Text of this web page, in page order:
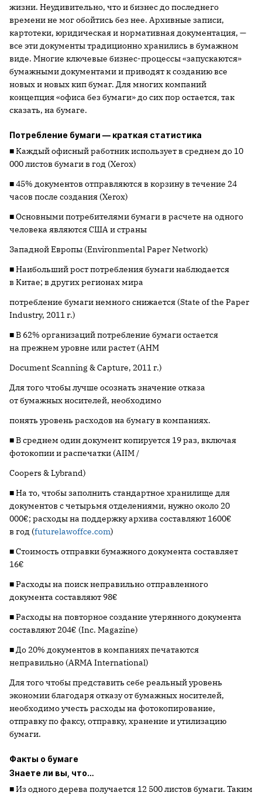
жизни. Неудивительно, что и бизнес до последнего
времени не мог обойтись без нее. Архивные записи,
картотеки, юридическая и нормативная документация, —
все эти документы традиционно хранились в бумажном
виде. Многие ключевые бизнес-процессы «запускаются»
бумажными документами и приводят к созданию все
новых и новых кип бумаг. Для многих компаний
концепция «офиса без бумаги» до сих пор остается, так
сказать, на бумаге.
Потребление бумаги — краткая статистика
■ Каждый офисный работник использует в среднем до 10
000 листов бумаги в год (Xerox)
■ 45% документов отправляются в корзину в течение 24
часов после создания (Xerox)
■ Основными потребителями бумаги в расчете на одного
человека являются США и страны
Западной Европы (Environmental Paper Network)
■ Наибольший рост потребления бумаги наблюдается
в Китае; в других регионах мира
потребление бумаги немного снижается (State of the Paper
Industry, 2011 г.)
■ В 62% организаций потребление бумаги остается
на прежнем уровне или растет (AHM
Document Scanning & Capture, 2011 г.)
Для того чтобы лучше осознать значение отказа
от бумажных носителей, необходимо
понять уровень расходов на бумагу в компаниях.
■ В среднем один документ копируется 19 раз, включая
фотокопии и распечатки (AIIM /
Coopers & Lybrand)
■ На то, чтобы заполнить стандартное хранилище для
документов с четырьмя отделениями, нужно около 20
000€; расходы на поддержку архива составляют 1600€
в год (futurelawoffce.com)
■ Стоимость отправки бумажного документа составляет
16€
■ Расходы на поиск неправильно отправленного
документа составляют 98€
■ Расходы на повторное создание утерянного документа
составляют 204€ (Inc. Magazine)
■ До 20% документов в компаниях печатаются
неправильно (ARMA International)
Для того чтобы представить себе реальный уровень
экономии благодаря отказу от бумажных носителей,
необходимо учесть расходы на фотокопирование,
отправку по факсу, отправку, хранение и утилизацию
бумаги.
Факты о бумаге
Знаете ли вы, что…
■ Из одного дерева получается 12 500 листов бумаги. Таким